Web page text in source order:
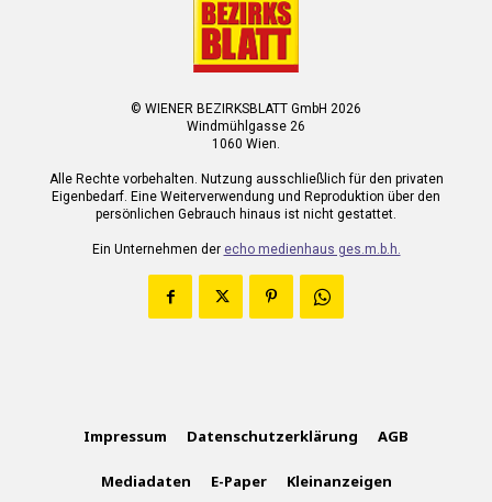
© WIENER BEZIRKSBLATT GmbH 2026
Windmühlgasse 26
1060 Wien.
Alle Rechte vorbehalten. Nutzung ausschließlich für den privaten
Eigenbedarf. Eine Weiterverwendung und Reproduktion über den
persönlichen Gebrauch hinaus ist nicht gestattet.
Ein Unternehmen der echo medienhaus ges.m.b.h.
Impressum Datenschutzerklärung AGB
Mediadaten E-Paper Kleinanzeigen